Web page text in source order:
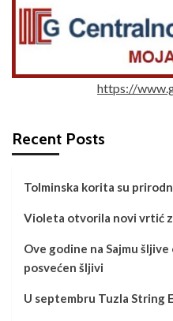
https://
Recent Posts
Tolminska korita su
Violeta otvorila novi vrtić
Ove godine na Sajmu
posvećen šljivi
U septembru Tuzla String